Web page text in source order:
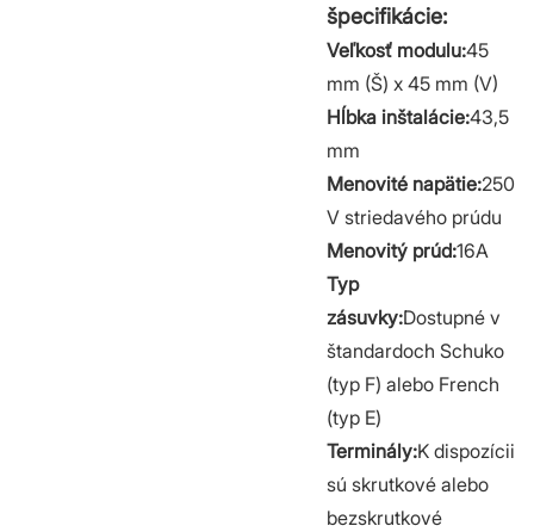
špecifikácie:
Veľkosť modulu:45
mm (Š) x 45 mm (V)
Hĺbka inštalácie:43,5
mm
Menovité napätie:250
V striedavého prúdu
Menovitý prúd:16A
Typ
zásuvky:Dostupné v
štandardoch Schuko
(typ F) alebo French
(typ E)
Terminály:K dispozícii
sú skrutkové alebo
bezskrutkové